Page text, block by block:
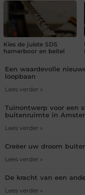
Kies de juiste SDS
hamerboor en beitel
Een waardevolle
loopbaan
Lees verder »
Tuinontwerp voor een
buitenruimte in
Lees verder »
Creëer uw droom
Lees verder »
De kracht van een
Lees verder »